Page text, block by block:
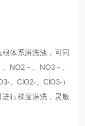
体系淋洗液，可同
NO2－、NO3－、
、ClO2-、ClO3-）
行梯度淋洗，灵敏